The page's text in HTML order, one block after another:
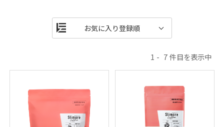
1 7